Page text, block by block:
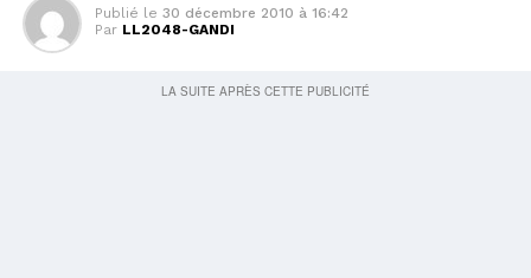
Publié le 30 décembre 2010 à 16:42
Par LL2048-GANDI